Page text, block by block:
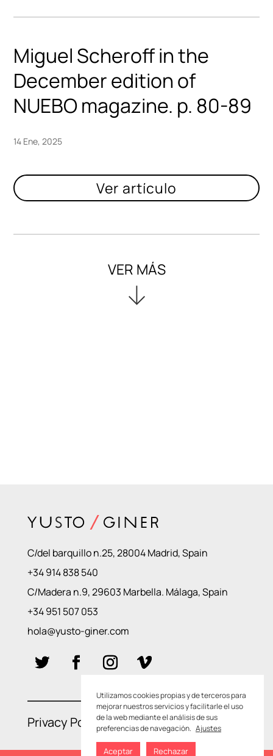
Miguel Scheroff in the
December edition of
NUEBO magazine. p. 80-89
14 Ene, 2025
C/del barquillo n.25, 28004 Madrid, Spain
+34 914 838 540
C/Madera n.9, 29603 Marbella. Málaga, Spain
+34 951 507 053
hola@yusto-giner.com
Privacy Policies–Cookie Policies
Utilizamos cookies propias y de terceros para
mejorar nuestros servicios y facilitarle el uso
de la web mediante el análisis de sus
preferencias de navegación. Ajustes
Aceptar Rechazar